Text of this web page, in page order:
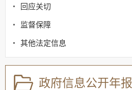
回应关切
监督保障
其他法定信息
政府信息公开年报